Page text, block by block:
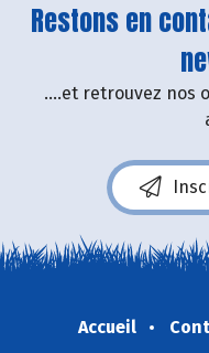
Restons en
....et retrouvez nos
Accueil